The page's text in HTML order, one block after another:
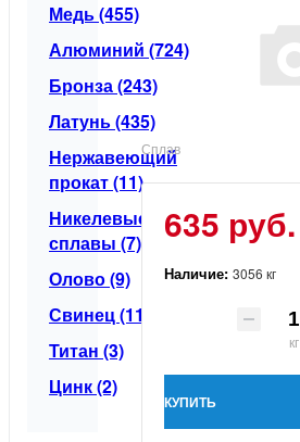
Медь (455)
Алюминий (724)
Бронза (243)
Латунь (435)
Нержавеющий
прокат (11)
Никелевые
сплавы (7)
Олово (9)
Свинец (11)
Титан (3)
Цинк (2)
Сплав
635 руб.
Наличие: 3056 кг
кг
КУПИТЬ